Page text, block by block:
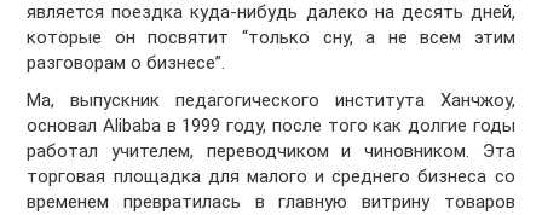
является поездка куда-нибудь далеко на десять дней,
которые он посвятит “только сну, а не всем этим
разговорам о бизнесе”.
Ма, выпускник педагогического института Ханчжоу,
основал Alibaba в 1999 году, после того как долгие годы
работал учителем, переводчиком и чиновником. Эта
торговая площадка для малого и среднего бизнеса со
временем превратилась в главную витрину товаров